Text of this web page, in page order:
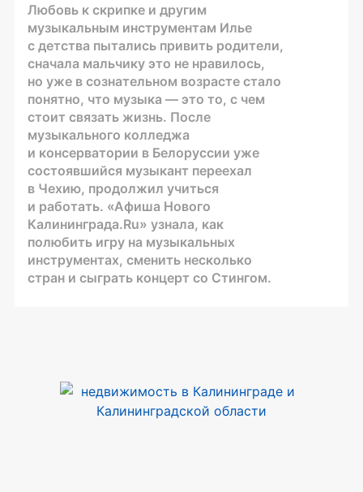
Любовь к скрипке и другим
музыкальным инструментам Илье
с детства пытались привить родители,
сначала мальчику это не нравилось,
но уже в сознательном возрасте стало
понятно, что музыка — это то, с чем
стоит связать жизнь. После
музыкального колледжа
и консерватории в Белоруссии уже
состоявшийся музыкант переехал
в Чехию, продолжил учиться
и работать. «Афиша Нового
Калининграда.Ru» узнала, как
полюбить игру на музыкальных
инструментах, сменить несколько
стран и сыграть концерт со Стингом.